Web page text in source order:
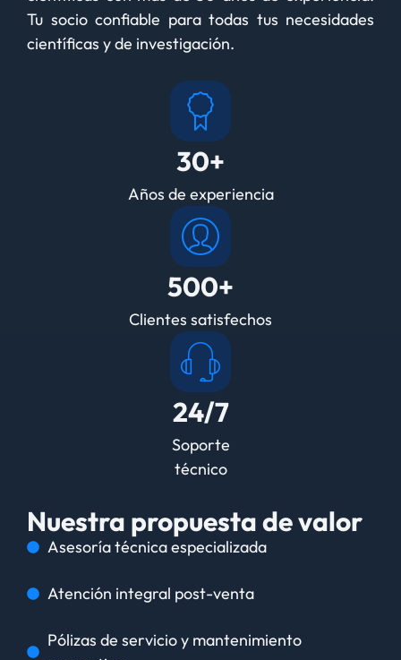
Tu socio confiable para todas tus necesidades
científicas y de investigación.
30+
Años de experiencia
500+
Clientes satisfechos
24/7
Soporte
técnico
Nuestra propuesta de valor
Asesoría técnica especializada
Atención integral post-venta
Pólizas de servicio y mantenimiento